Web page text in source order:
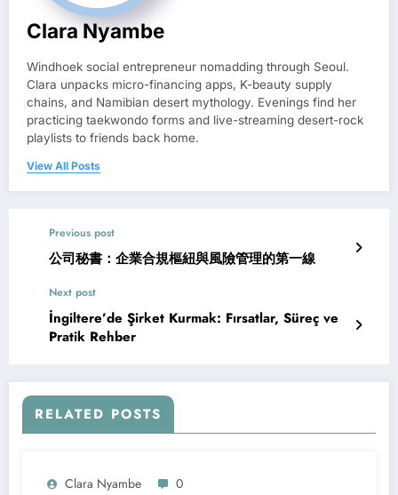
Clara Nyambe
Windhoek social entrepreneur nomadding through Seoul.
Clara unpacks micro-financing apps, K-beauty supply
chains, and Namibian desert mythology. Evenings find her
practicing taekwondo forms and live-streaming desert-rock
playlists to friends back home.
View All Posts
Previous post
公司秘書：企業合規樞紐與風險管理的第一線
Next post
İngiltere’de Şirket Kurmak: Fırsatlar, Süreç ve
Pratik Rehber
RELATED POSTS
Clara Nyambe 0